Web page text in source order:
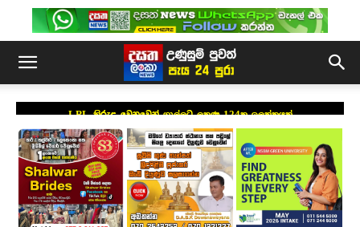
LPL කිරුළ වෙනුවෙන් ගාල්ලට ලකුණු 124ක ඉලක්කයක්